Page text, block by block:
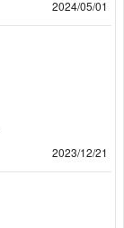
2024/05/01
2023/12/21